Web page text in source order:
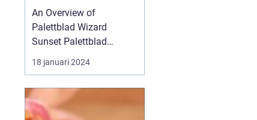
Garden
An Overview of
Palettblad Wizard
Sunset Palettblad
Wizard Sunset is a
remarkable plant that
popularity among
garden enthusiasts. With
18 januari 2024